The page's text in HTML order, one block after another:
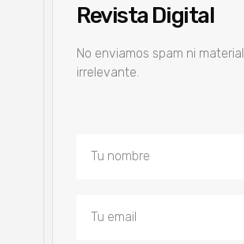
Revista Digital
No enviamos spam ni material
irrelevante.